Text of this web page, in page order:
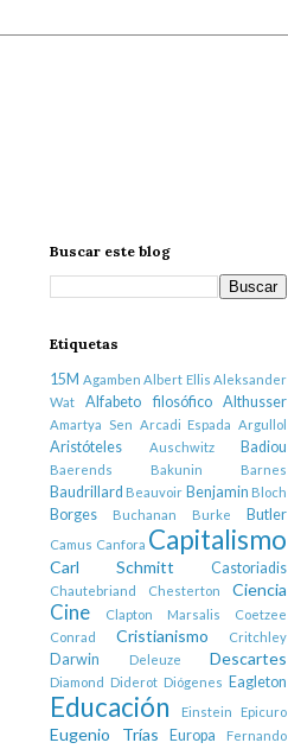
Buscar este blog
Etiquetas
15M Agamben Albert Ellis Aleksander
Wat
Alfabeto filosófico Althusser
Amartya Sen Arcadi Espada Argullol
Aristóteles Auschwitz Badiou
Baerends Bakunin Barnes
Baudrillard Beauvoir Benjamin Bloch
Borges Buchanan Burke Butler
Camus Canfora Capitalismo
Carl Schmitt Castoriadis
Chautebriand Chesterton Ciencia
Cine Clapton Marsalis
Coetzee
Conrad
Cristianismo Critchley
Darwin Deleuze Descartes
Diamond Diderot Diógenes Eagleton
Educación Einstein Epicuro
Eugenio Trías Europa
Fernando